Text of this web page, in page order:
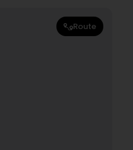
Route